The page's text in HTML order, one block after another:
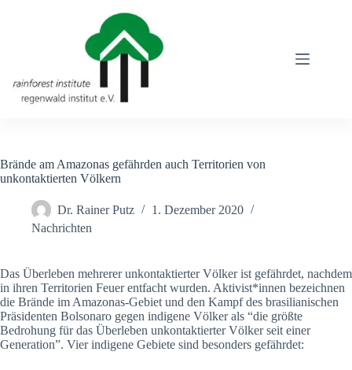
Brände am Amazonas gefährden auch Territorien von
unkontaktierten Völkern
Dr. Rainer Putz
1. Dezember 2020
Nachrichten
Das Überleben mehrerer unkontaktierter Völker ist gefährdet, nachdem
in ihren Territorien Feuer entfacht wurden. Aktivist*innen bezeichnen
die Brände im Amazonas-Gebiet und den Kampf des brasilianischen
Präsidenten Bolsonaro gegen indigene Völker als “die größte
Bedrohung für das Überleben unkontaktierter Völker seit einer
Generation”. Vier indigene Gebiete sind besonders gefährdet: